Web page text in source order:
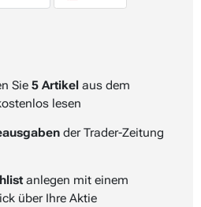
Sie 5 Artikel aus dem
lesen
der Trader-Zeitung
anlegen mit einem
über Ihre Aktie